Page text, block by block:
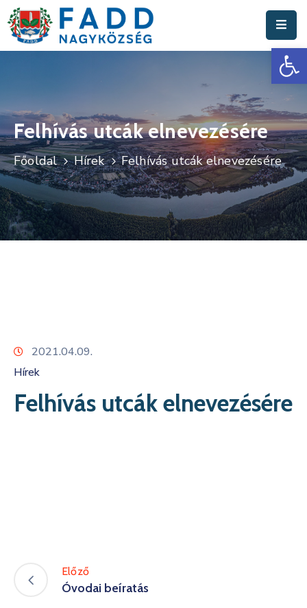
Polgármesteri
Hivatal
Fadd
Nagyközség
Turisztika
Választási
Felhívás utcák elnevezésére
Főoldal Hírek Felhívás utcák elnevezésére
2021.04.09.
Hírek
Felhívás utcák elnevezésére
Előző
Óvodai beíratás